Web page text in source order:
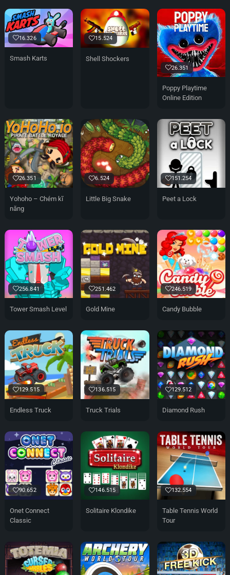
16.326
Smash Karts
15.524
Shell Shockers
26.351
Poppy Playtime
Online Edition
26.351
Yohoho – Chém kĩ
năng
6.524
Little Big Snake
151.254
Peet a Lock
256.841
Tower Smash Level
251.462
Gold Mine
246.519
Candy Bubble
129.515
Endless Truck
136.515
Truck Trials
129.512
Diamond Rush
90.652
Onet Connect
Classic
146.515
Solitaire Klondike
132.554
Table Tennis World
Tour